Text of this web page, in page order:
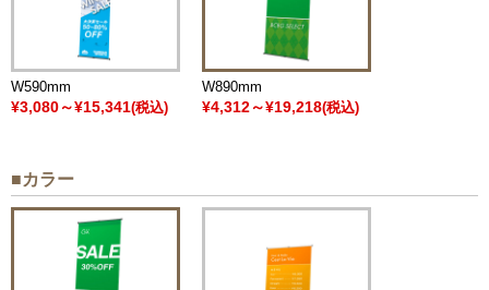
W590mm
¥3,080～¥15,341(税込)
W890mm
¥4,312～¥19,218(税込)
■カラー